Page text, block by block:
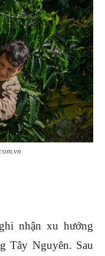
nhận xu hướng
Tây Nguyên. Sau